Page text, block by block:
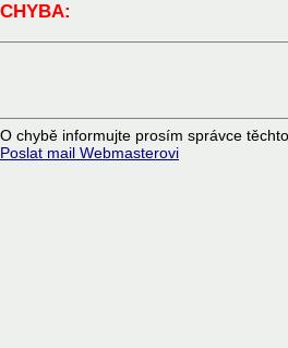
CHYBA:
O chybě informujte prosím správce
Poslat mail Webmasterovi